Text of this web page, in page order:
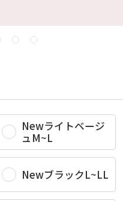
Newライトベージ
ュM~L
NewブラックL~LL